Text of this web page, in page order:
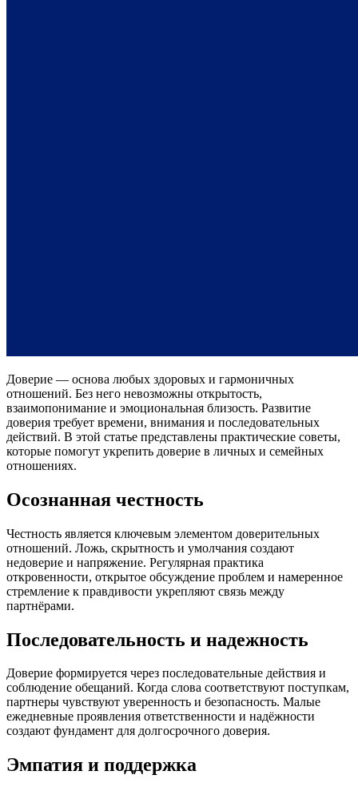
Доверие — основа любых здоровых и гармоничных
отношений. Без него невозможны открытость,
взаимопонимание и эмоциональная близость. Развитие
доверия требует времени, внимания и последовательных
действий. В этой статье представлены практические советы,
которые помогут укрепить доверие в личных и семейных
отношениях.
Осознанная честность
Честность является ключевым элементом доверительных
отношений. Ложь, скрытность и умолчания создают
недоверие и напряжение. Регулярная практика
откровенности, открытое обсуждение проблем и намеренное
стремление к правдивости укрепляют связь между
партнёрами.
Последовательность и надежность
Доверие формируется через последовательные действия и
соблюдение обещаний. Когда слова соответствуют поступкам,
партнеры чувствуют уверенность и безопасность. Малые
ежедневные проявления ответственности и надёжности
создают фундамент для долгосрочного доверия.
Эмпатия и поддержка